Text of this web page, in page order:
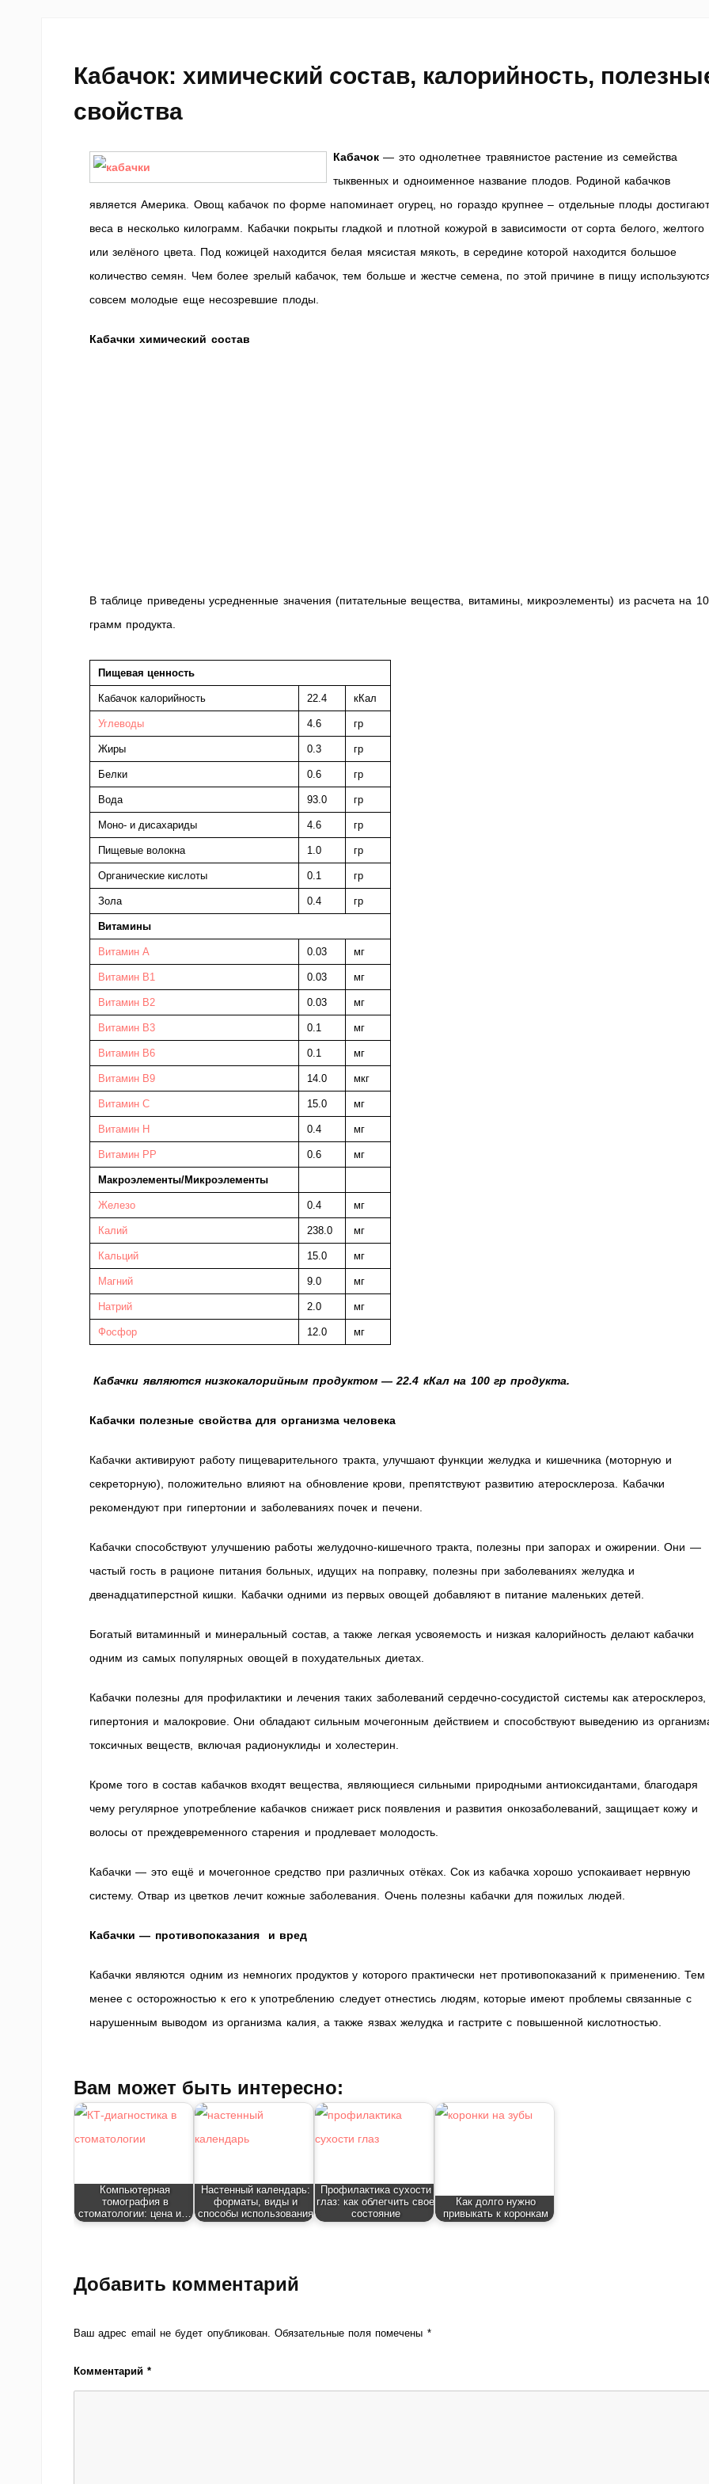
Кабачок: химический состав, калорийность,
свойства
Кабачок — это однолетнее травянистое растение из семейства
тыквенных и одноименное название плодов. Родиной кабачков
является Америка. Овощ кабачок по форме напоминает огурец, но гораздо крупнее – отдельные плоды достигают
веса в несколько килограмм. Кабачки покрыты гладкой и плотной кожурой в зависимости от сорта белого, желтого
или зелёного цвета. Под кожицей находится белая мясистая мякоть, в середине которой находится большое
количество семян. Чем более зрелый кабачок, тем больше и жестче семена, по этой причине в пищу
совсем молодые еще несозревшие плоды.
Кабачки химический состав
В таблице приведены усредненные значения (питательные вещества, витамины, микроэлементы) из расчета на
грамм продукта.
Пищевая ценность
Кабачок калорийность 22.4 кКал
Углеводы 4.6 гр
Жиры 0.3 гр
Белки 0.6 гр
Вода 93.0 гр
Моно- и дисахариды 4.6 гр
Пищевые волокна 1.0 гр
Органические кислоты 0.1 гр
Зола 0.4 гр
Витамины
Витамин А 0.03 мг
Витамин B1 0.03 мг
Витамин В2 0.03 мг
Витамин В3 0.1 мг
Витамин В6 0.1 мг
Витамин В9 14.0 мкг
Витамин C 15.0 мг
Витамин Н 0.4 мг
Витамин PP 0.6 мг
Макроэлементы/Микроэлементы
Железо 0.4 мг
Калий 238.0 мг
Кальций 15.0 мг
Магний 9.0 мг
Натрий 2.0 мг
Фосфор 12.0 мг
Кабачки являются низкокалорийным продуктом — 22.4 кКал на 100 гр продукта.
Кабачки полезные свойства для организма человека
Кабачки активируют работу пищеварительного тракта, улучшают функции желудка и кишечника (моторную и
секреторную), положительно влияют на обновление крови, препятствуют развитию атеросклероза. Кабачки
рекомендуют при гипертонии и заболеваниях почек и печени.
Кабачки способствуют улучшению работы желудочно-кишечного тракта, полезны при запорах и ожирении. Они —
частый гость в рационе питания больных, идущих на поправку, полезны при заболеваниях желудка и
двенадцатиперстной кишки. Кабачки одними из первых овощей добавляют в питание маленьких детей.
Богатый витаминный и минеральный состав, а также легкая усвояемость и низкая калорийность делают кабачки
одним из самых популярных овощей в похудательных диетах.
Кабачки полезны для профилактики и лечения таких заболеваний сердечно-сосудистой системы как атеросклероз,
гипертония и малокровие. Они обладают сильным мочегонным действием и способствуют выведению из
токсичных веществ, включая радионуклиды и холестерин.
Кроме того в состав кабачков входят вещества, являющиеся сильными природными антиоксидантами, благодаря
чему регулярное употребление кабачков снижает риск появления и развития онкозаболеваний, защищает кожу и
волосы от преждевременного старения и продлевает молодость.
Кабачки — это ещё и мочегонное средство при различных отёках. Сок из кабачка хорошо успокаивает нервную
систему. Отвар из цветков лечит кожные заболевания. Очень полезны кабачки для пожилых людей.
Кабачки — противопоказания и вред
Кабачки являются одним из немногих продуктов у которого практически нет противопоказаний к применению. Тем
менее с осторожностью к его к употреблению следует отнестись людям, которые имеют проблемы связанные с
нарушенным выводом из организма калия, а также язвах желудка и гастрите с повышенной кислотностью.
Вам может быть интересно:
Компьютерная
томография в
стоматологии: цена и…
Настенный календарь:
форматы, виды и
способы использования
Профилактика сухости
глаз: как облегчить свое
состояние
Как долго нужно
привыкать к коронкам
Добавить комментарий
Ваш адрес email не будет опубликован. Обязательные поля помечены *
Комментарий*